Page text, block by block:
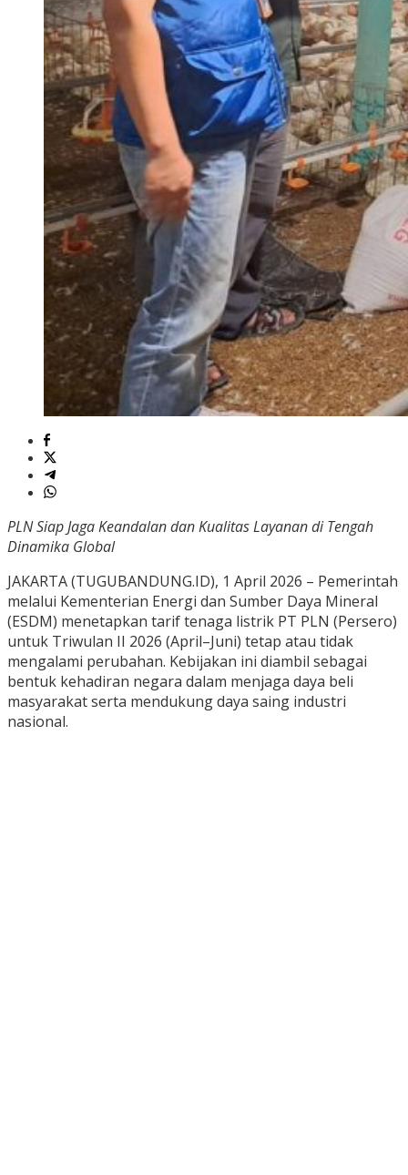
PLN Siap Jaga Keandalan dan Kualitas Layanan di Tengah
Dinamika Global
JAKARTA (TUGUBANDUNG.ID), 1 April 2026 – Pemerintah
melalui Kementerian Energi dan Sumber Daya Mineral
(ESDM) menetapkan tarif tenaga listrik PT PLN (Persero)
untuk Triwulan II 2026 (April–Juni) tetap atau tidak
mengalami perubahan. Kebijakan ini diambil sebagai
bentuk kehadiran negara dalam menjaga daya beli
masyarakat serta mendukung daya saing industri
nasional.